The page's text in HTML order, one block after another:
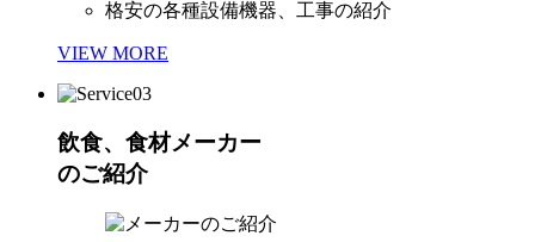
格安の各種設備機器、工事の紹介
VIEW MORE
飲食、食材メーカー
のご紹介